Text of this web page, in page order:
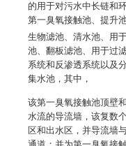
的用于对污水中长链和
第一臭氧接触池、提升
生物滤池、清水池、用
池、翻板滤池、用于过
系统和反渗透系统以及
集水池，其中，
该第一臭氧接触池顶壁
水流的导流墙，该复数
区和出水区，并导流墙